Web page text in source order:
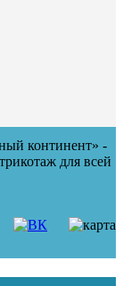
континент» -
для всей